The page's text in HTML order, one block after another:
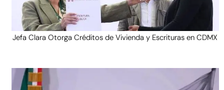
Jefa Clara Otorga Créditos de Vivienda y Escrituras en CDMX